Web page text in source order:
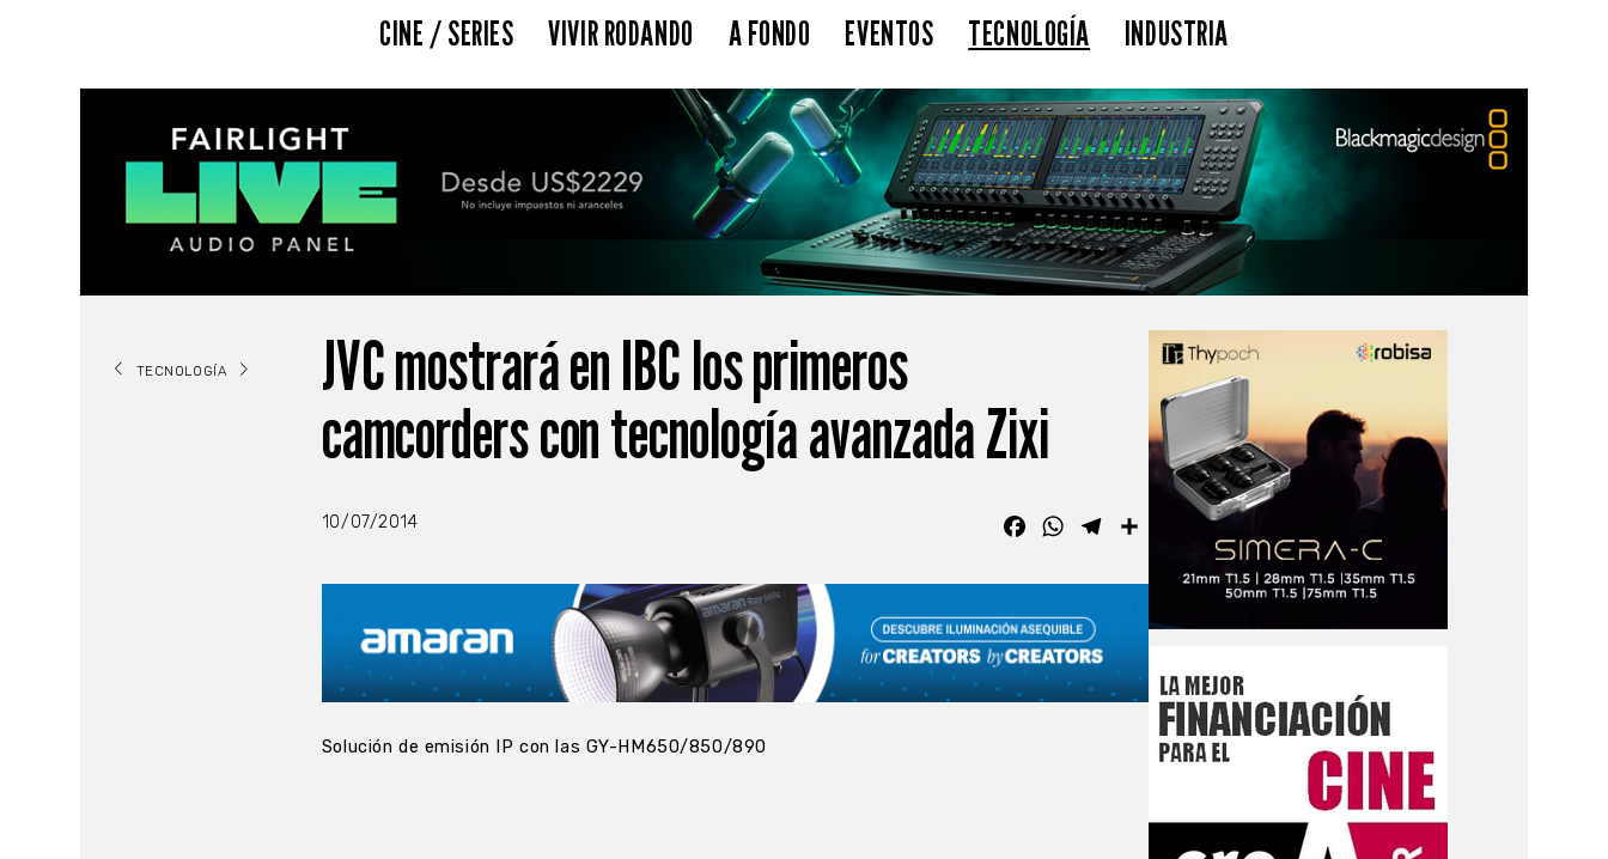
CINE / SERIES VIVIR RODANDO A FONDO EVENTOS TECNOLOGÍA INDUSTRIA
TECNOLOGÍA
JVC mostrará en IBC los primeros
camcorders con tecnología avanzada Zixi
10/07/2014 FacebookWhatsAppTelegramCompartir
Solución de emisión IP con las GY-HM650/850/890